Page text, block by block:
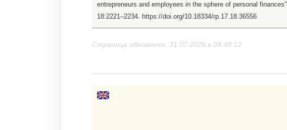
entrepreneurs and employees in the sphere of personal finances"
18:2221–2234. https://doi.org/10.18334/rp.17.18.36556
Страница обновлена: 31.07.2026 в 09:48:12